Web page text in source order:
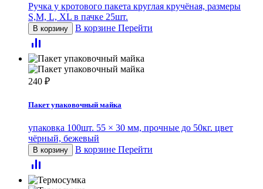
Ручка у кротового пакета круглая кручёная, размеры
S,M, L, XL в пачке 25шт.
В корзину В корзине Перейти
240 ₽
Пакет упаковочный майка
упаковка 100шт. 55 × 30 мм, прочные до 50кг. цвет
чёрный, бежевый
В корзину В корзине Перейти